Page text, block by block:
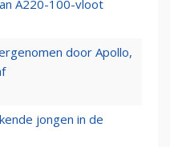
A220-100-vloot
door Apollo,
jongen in de